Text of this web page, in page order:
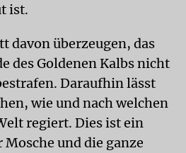
ist.
davon überzeugen, das
des Goldenen Kalbs nicht
Daraufhin lässt
wie und nach welchen
regiert. Dies ist ein
und die ganze